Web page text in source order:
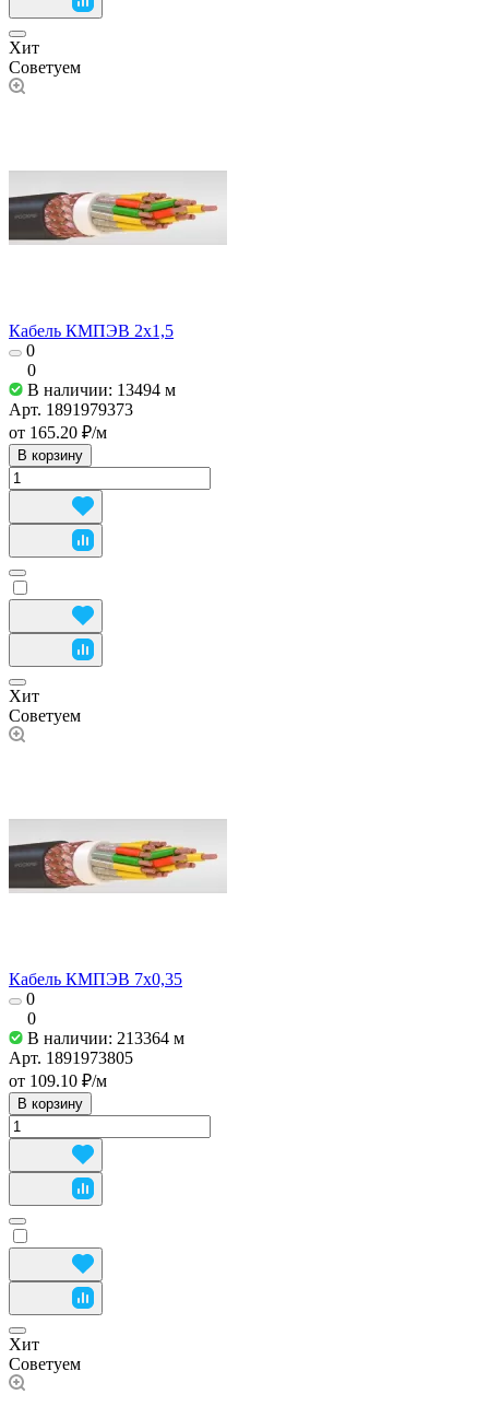
Хит
Советуем
Кабель КМПЭВ 2х1,5
0
0
В наличии: 13494 м
Арт. 1891979373
от 165.20 ₽/м
В корзину
Хит
Советуем
Кабель КМПЭВ 7х0,35
0
0
В наличии: 213364 м
Арт. 1891973805
от 109.10 ₽/м
В корзину
Хит
Советуем